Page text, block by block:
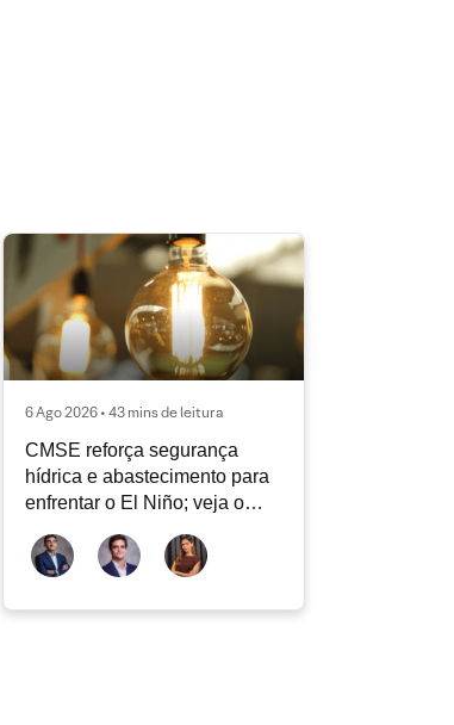
6 Ago 2026 • 43 mins de leitura
CMSE reforça segurança
hídrica e abastecimento para
enfrentar o El Niño; veja o
Radar Energia XP | Agosto